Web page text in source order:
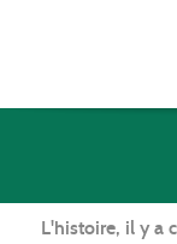
L'histoire, il y a